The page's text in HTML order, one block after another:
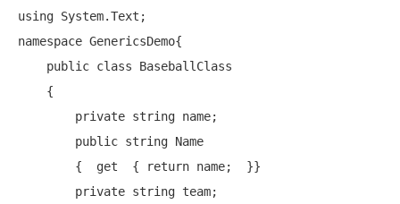
using
namespace GenericsDemo{
public class BaseballClass
private string name;
public string Name
        {
get
  {
return name;  }}
private string team;